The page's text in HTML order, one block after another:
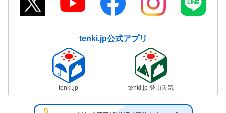
tenki.jp公式アプリ
tenki.jp tenki.jp 登山天気